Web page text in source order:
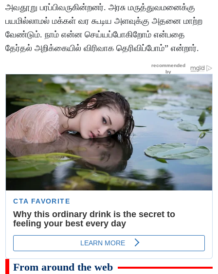
அவதூறு பரப்பிவருகின்றனர். அரசு மருத்துவமனைக்கு
பயமில்லாமல் மக்கள் வர கூடிய அளவுக்கு அதனை மாற்ற
வேண்டும். நாம் என்ன செய்யப்போகிறோம் என்பதை
தேர்தல் அறிக்கையில் விரிவாக தெரிவிப்போம்” என்றார்.
From around the web